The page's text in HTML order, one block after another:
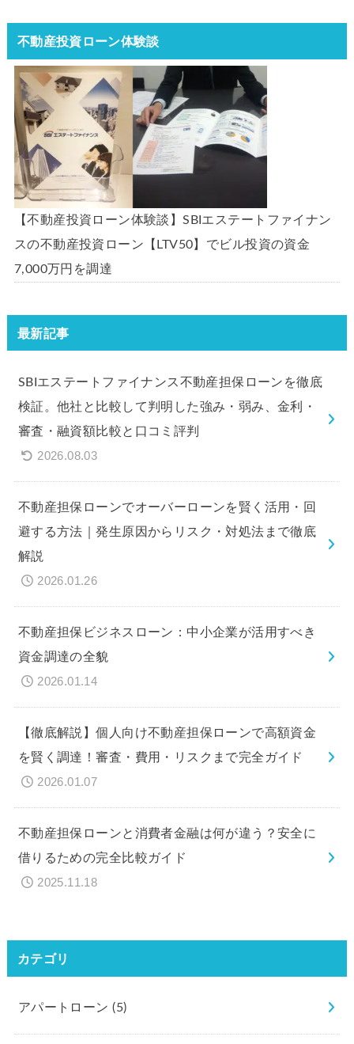
不動産投資ローン体験談
【不動産投資ローン体験談】SBIエステートファイナン
スの不動産投資ローン【LTV50】でビル投資の資金
7,000万円を調達
最新記事
SBIエステートファイナンス不動産担保ローンを徹底
検証。他社と比較して判明した強み・弱み、金利・
審査・融資額比較と口コミ評判
2026.08.03
不動産担保ローンでオーバーローンを賢く活用・回
避する方法｜発生原因からリスク・対処法まで徹底
解説
2026.01.26
不動産担保ビジネスローン：中小企業が活用すべき
資金調達の全貌
2026.01.14
【徹底解説】個人向け不動産担保ローンで高額資金
を賢く調達！審査・費用・リスクまで完全ガイド
2026.01.07
不動産担保ローンと消費者金融は何が違う？安全に
借りるための完全比較ガイド
2025.11.18
カテゴリ
アパートローン(5)